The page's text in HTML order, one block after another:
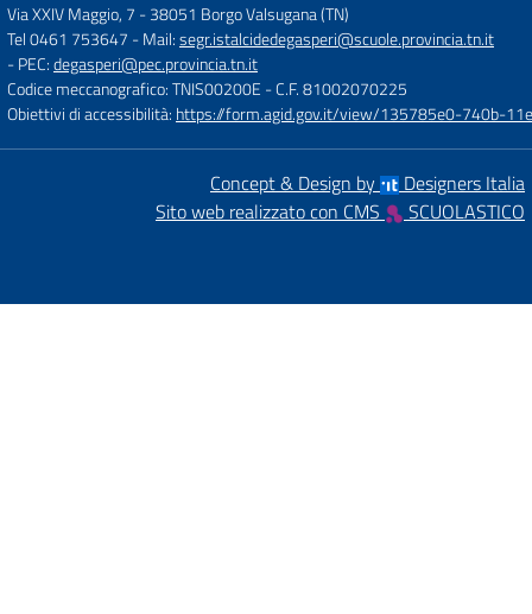
Via XXIV Maggio, 7 -38051 Borgo Valsugana (TN)
Tel 0461 753647 - Mail:segr.istalcidedegasperi@scuole.provincia.tn.it
- PEC:degasperi@pec.provincia.tn.it
Codice meccanografico: TNIS00200E - C.F. 81002070225
Obiettivi di accessibilità: https://form.agid.gov.it/view/135785e0-740b-
Concept & Design by
Designers Italia
Sito web realizzato con CMS
SCUOLASTICO